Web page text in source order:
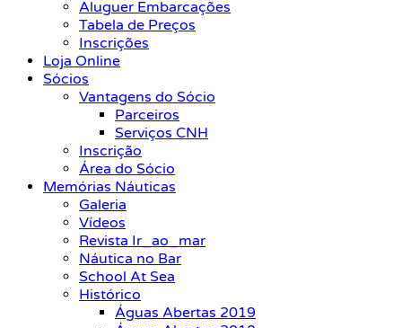
Aluguer Embarcações
Tabela de Preços
Inscrições
Loja Online
Sócios
Vantagens do Sócio
Parceiros
Serviços CNH
Inscrição
Área do Sócio
Memórias Náuticas
Galeria
Vídeos
Revista Ir_ao_mar
Náutica no Bar
School At Sea
Histórico
Águas Abertas 2019